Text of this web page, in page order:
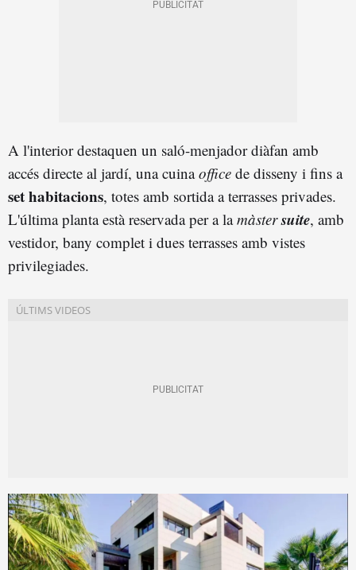
A l'interior destaquen un saló-menjador diàfan amb
accés directe al jardí, una cuinaoffice de disseny i fins a
set habitacions, totes amb sortida a terrasses privades.
L'última planta està reservada per a lamàstersuite, amb
vestidor, bany complet i dues terrasses amb vistes
privilegiades.